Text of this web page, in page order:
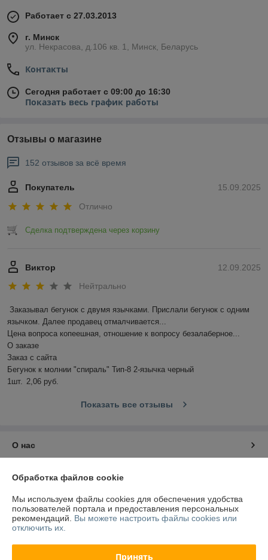
Работает с 27.03.2013
г. Минск
ул. Некрасова, д.106 кв. 1, Минск, Беларусь
Контакты
Сегодня работает с 09:00 до 16:30
Показать весь график работы
Отзывы о магазине
152 отзывов за всё время
15.09.2025
Покупатель
Отлично
Сделка подтверждена через корзину
12.09.2025
Виктор
Нейтрально
Заказывал бегунок с двумя язычками. Прислали бегунок с одним
язычком. Далее продавец отмалчивается...
Цена вопроса копеешная, отношение к вопросу безалаберное...
О заказе
Заказ с сайта
Бегунок к молнии "спираль" Тип-8 2-язычка черный
1шт.	2,06 руб.
Показать все отзывы
О нас
Контакты
Доставка и оплата
График работы
Обработка файлов cookie
Мы используем файлы cookies для обеспечения удобства
пользователей портала и предоставления персональных
рекомендаций. Вы можете настроить файлы cookies или
отключить их.
Принять